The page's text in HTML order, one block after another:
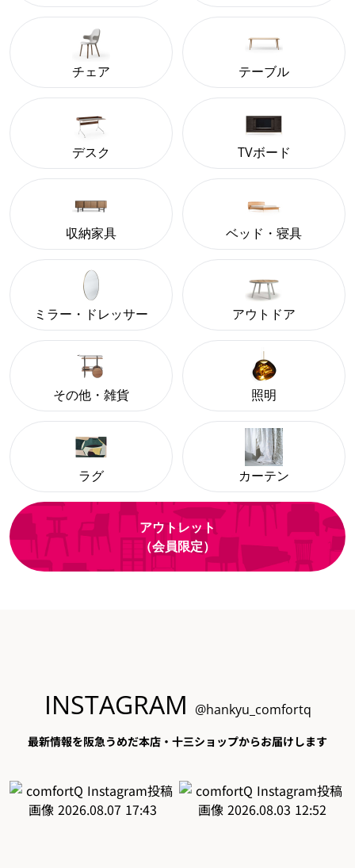
チェア テーブル
デスク TVボード
収納家具 ベッド・寝具
ミラー・ドレッサー アウトドア
その他・雑貨 照明
ラグ カーテン
アウトレット
（会員限定）
INSTAGRAM @hankyu_comfortq
最新情報を阪急うめだ本店・十三ショップからお届けします